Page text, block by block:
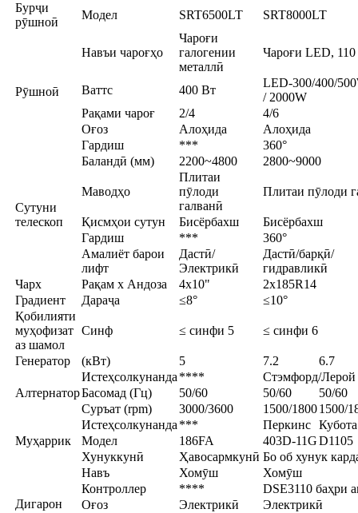
Бурҷи
рӯшноӣ
Модел SRT6500LT SRT8000LT
Рӯшноӣ
Навъи чароғҳо
Чароғи
галогении
металлӣ
Чароғи LED,
Ваттс 400 Вт
LED-300/400/
/ 2000W
Рақами чароғ
2/4
4/6
Оғоз
Алоҳида
Алоҳида
Гардиш
*** 360°
Сутуни
телескоп
Баландӣ (мм) 2200~4800 2800~9000
Маводҳо
Плитаи
пӯлоди
галванӣ
Плитаи пӯлоди
Қисмҳои сутун Бисёрбахш
Бисёрбахш
Гардиш
***
360°
Амалиёт барои
лифт
Дастӣ/
Электрикӣ
Дастӣ/барқӣ/
гидравликӣ
Чарх
Рақам x Андоза 4x10"
2x185R14
Градиент
Дараҷа ≤8°
≤10°
Қобилияти
муҳофизат
аз шамол
Синф ≤ синфи 5 ≤ синфи 6
Генератор (кВт) 5 7.2 6.7
Алтернатор
Истеҳсолкунанда ****
Стэмфорд/
Басомад (Гц)
50/60 50/60
50/60
Суръат (rpm)
3000/3600 1500/18001500/
Муҳаррик
Истеҳсолкунанда *** Перкинс Кубота
Модел
186FA 403D-11GD1105
Хунуккунӣ
Ҳавосармкунӣ Бо об хунук
Дигарон
Навъ Хомӯш
Хомӯш
Контроллер
****
DSE3110 баҳри
Оғоз
Электрикӣ
Электрикӣ